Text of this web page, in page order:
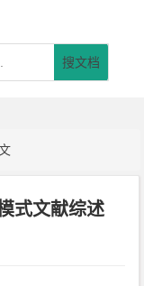
搜文档
式文献综述